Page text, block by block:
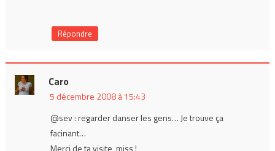
Répondre
Caro
5 décembre 2008 à 15:43
@sev : regarder danser les gens… Je trouve ça
facinant…
Merci de ta visite, miss !